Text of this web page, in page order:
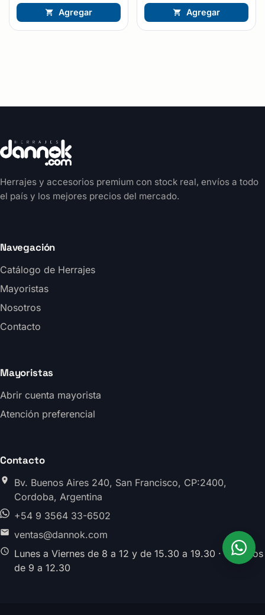
Agregar Agregar
Herrajes y accesorios premium con stock real, envíos a todo
el país y los mejores precios del mercado.
Navegación
Catálogo de Herrajes
Mayoristas
Nosotros
Contacto
Mayoristas
Abrir cuenta mayorista
Atención preferencial
Contacto
Bv. Buenos Aires 240, San Francisco, CP:2400,
Cordoba, Argentina
+54 9 3564 33-6502
ventas@dannok.com
Lunes a Viernes de 8 a 12 y de 15.30 a 19.30 · Sabados
de 9 a 12.30